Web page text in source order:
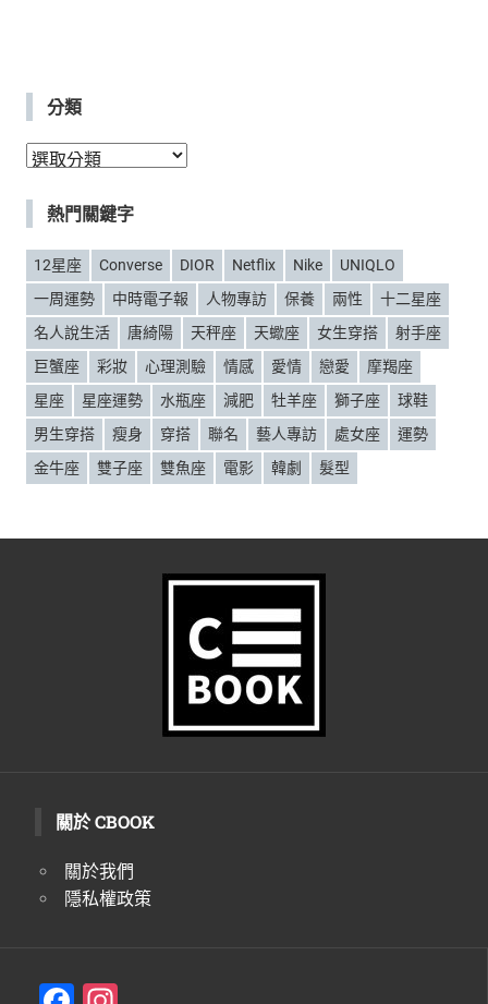
分類
分
熱門關鍵字
12星座 Converse DIOR Netflix Nike
UNIQLO
一周運勢
中時電子報 人物專訪 保養 兩性
十二星座
名人說生活
唐綺陽 天秤座 天蠍座 女生穿搭
射手座
巨蟹座
彩妝 心理測驗 情感 愛情 戀愛
摩羯座
星座
星座運勢 水瓶座 減肥 牡羊座 獅子座
球鞋
男生穿搭
瘦身 穿搭 聯名 藝人專訪 處女座
運勢
金牛座
雙子座 雙魚座 電影 韓劇 髮型
關於 CBOOK
關於我們
隱私權政策